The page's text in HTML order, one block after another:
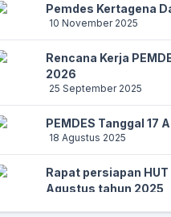
Pemdes Kertagena
10 November 2025
Rencana Kerja
2026
25 September 2025
PEMDES Tanggal 17
18 Agustus 2025
Rapat persiapan HUT
Agustus tahun 2025